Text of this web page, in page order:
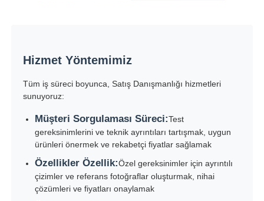
Hizmet Yöntemimiz
Tüm iş süreci boyunca, Satış Danışmanlığı hizmetleri
sunuyoruz:
Müşteri Sorgulaması Süreci:Test
gereksinimlerini ve teknik ayrıntıları tartışmak, uygun
ürünleri önermek ve rekabetçi fiyatlar sağlamak
Özellikler Özellik:Özel gereksinimler için ayrıntılı
çizimler ve referans fotoğraflar oluşturmak, nihai
çözümleri ve fiyatları onaylamak